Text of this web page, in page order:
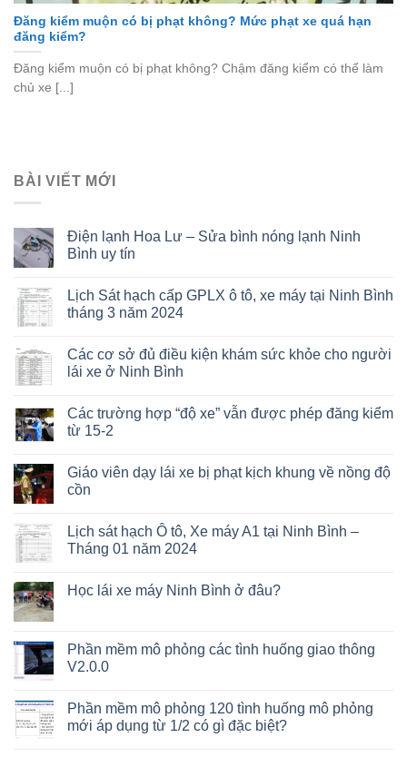
Đăng kiểm muộn có bị phạt không? Mức phạt xe quá hạn
đăng kiểm?
Đăng kiểm muộn có bị phạt không? Chậm đăng kiểm có thể làm
chủ xe [...]
BÀI VIẾT MỚI
Điện lạnh Hoa Lư – Sửa bình nóng lạnh Ninh
Bình uy tín
Lịch Sát hạch cấp GPLX ô tô, xe máy tại Ninh Bình
tháng 3 năm 2024
Các cơ sở đủ điều kiện khám sức khỏe cho người
lái xe ở Ninh Bình
Các trường hợp “độ xe” vẫn được phép đăng kiểm
từ 15-2
Giáo viên dạy lái xe bị phạt kịch khung về nồng độ
cồn
Lịch sát hạch Ô tô, Xe máy A1 tại Ninh Bình –
Tháng 01 năm 2024
Học lái xe máy Ninh Bình ở đâu?
Phần mềm mô phỏng các tình huống giao thông
V2.0.0
Phần mềm mô phỏng 120 tình huống mô phỏng
mới áp dụng từ 1/2 có gì đặc biệt?